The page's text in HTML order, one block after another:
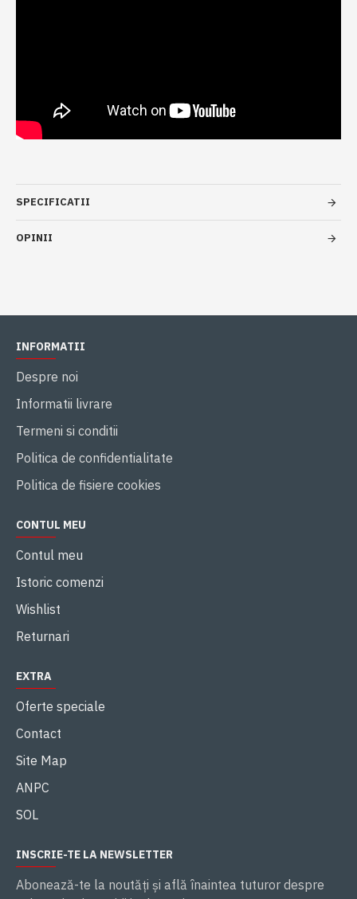
SPECIFICATII
OPINII
INFORMATII
Despre noi
Informatii livrare
Termeni si conditii
Politica de confidentialitate
Politica de fisiere cookies
CONTUL MEU
Contul meu
Istoric comenzi
Wishlist
Returnari
EXTRA
Oferte speciale
Contact
Site Map
ANPC
SOL
INSCRIE-TE LA NEWSLETTER
Abonează-te la noutăţi și află înaintea tuturor despre